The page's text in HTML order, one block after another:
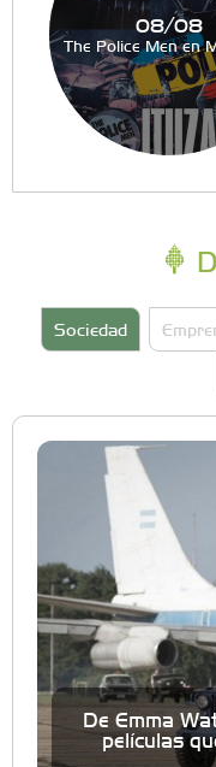
08/08
The Police Men en
Sociedad
De Emma
películas